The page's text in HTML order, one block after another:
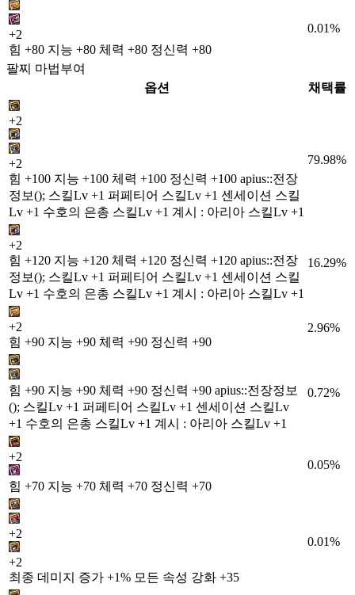
+2
힘 +80 지능 +80 체력 +80 정신력 +80
0.01%
팔찌 마법부여
옵션
채택률
+2
+2
힘 +100 지능 +100 체력 +100 정신력 +100 apius::전장
정보(); 스킬Lv +1 퍼페티어 스킬Lv +1 센세이션 스킬
Lv +1 수호의 은총 스킬Lv +1 계시 : 아리아 스킬Lv +1
79.98%
+2
힘 +120 지능 +120 체력 +120 정신력 +120 apius::전장
정보(); 스킬Lv +1 퍼페티어 스킬Lv +1 센세이션 스킬
Lv +1 수호의 은총 스킬Lv +1 계시 : 아리아 스킬Lv +1
16.29%
+2
힘 +90 지능 +90 체력 +90 정신력 +90
2.96%
힘 +90 지능 +90 체력 +90 정신력 +90 apius::전장정보
(); 스킬Lv +1 퍼페티어 스킬Lv +1 센세이션 스킬Lv
+1 수호의 은총 스킬Lv +1 계시 : 아리아 스킬Lv +1
0.72%
+2
힘 +70 지능 +70 체력 +70 정신력 +70
0.05%
+2
+2
최종 데미지 증가 +1% 모든 속성 강화 +35
0.01%